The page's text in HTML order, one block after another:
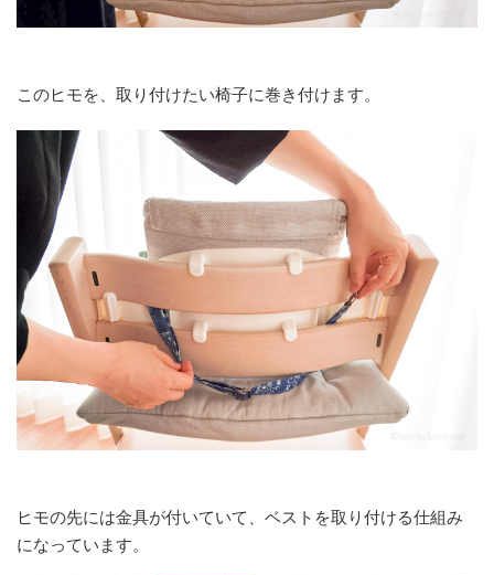
このヒモを、取り付けたい椅子に巻き付けます。
ヒモの先には金具が付いていて、ベストを取り付ける仕組み
になっています。